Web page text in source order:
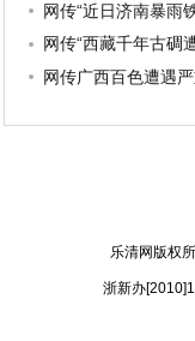
网传“近日济南暴雨
网传“西藏千年古碉
网传广西百色遭遇
乐清网版权
浙新办